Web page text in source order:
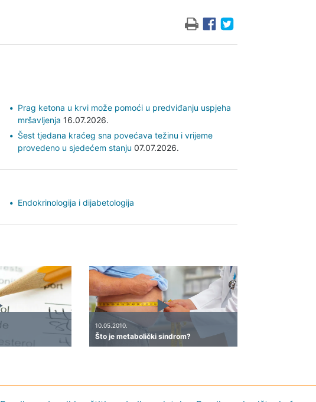
Prag ketona u krvi može pomoći u predviđanju uspjeha
mršavljenja 16.07.2026.
Šest tjedana kraćeg sna povećava težinu i vrijeme
provedeno u sjedećem stanju 07.07.2026.
Endokrinologija i dijabetologija
10.05.2010.
Što je metabolički sindrom?